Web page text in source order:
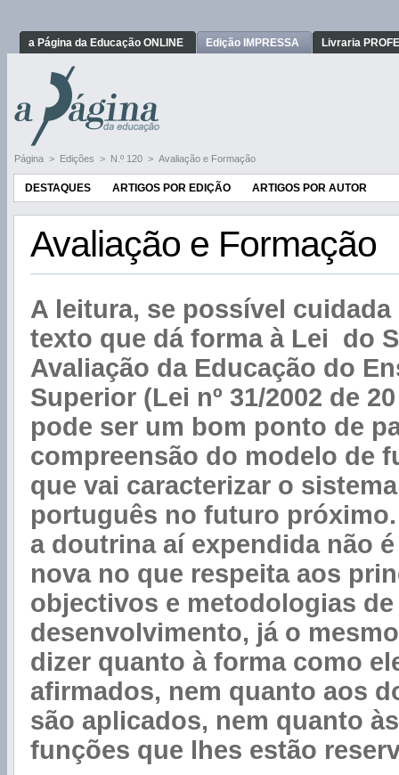
a Página da Educação ONLINE Edição IMPRESSA Livraria
Página > Edições > N.º 120 > Avaliação e Formação
DESTAQUES ARTIGOS POR EDIÇÃO ARTIGOS POR AUTOR
Avaliação e Formação
A leitura, se possível
texto que dá forma à Lei do
Avaliação da Educação do
Superior (Lei nº 31/2002 de
pode ser um bom ponto de
compreensão do modelo de
que vai caracterizar o
português no futuro
a doutrina aí expendida não
nova no que respeita aos
objectivos e metodologias de
desenvolvimento, já o
dizer quanto à forma como
afirmados, nem quanto aos
são aplicados, nem quanto
funções que lhes estão